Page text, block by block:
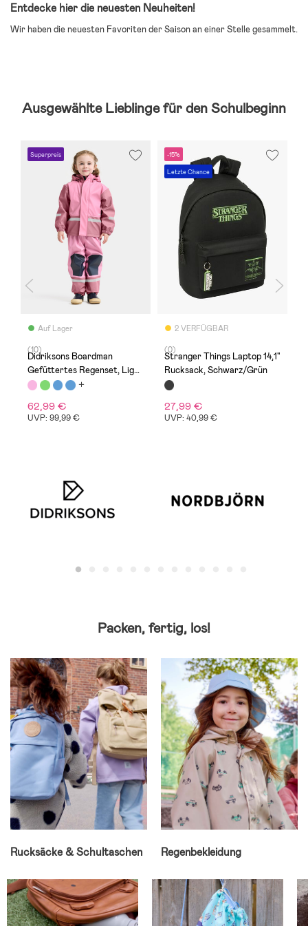
Entdecke hier die neuesten Neuheiten!
Wir haben die neuesten Favoriten der Saison an einer Stelle gesammelt.
Ausgewählte Lieblinge für den Schulbeginn
Superpreis
Auf Lager
(10)
Didriksons Boardman
Gefüttertes Regenset, Light
Heather Pink
62,99 €
UVP: 99,99 €
-15%
Letzte Chance
2 VERFÜGBAR
(0)
Stranger Things Laptop 14,1"
Rucksack, Schwarz/Grün
27,99 €
UVP: 40,99 €
Packen, fertig, los!
Rucksäcke & Schultaschen Regenbekleidung